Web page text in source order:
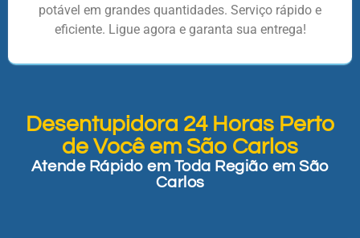
potável em grandes quantidades. Serviço rápido e
eficiente. Ligue agora e garanta sua entrega!
Desentupidora 24 Horas Perto
de Você em São Carlos
Atende Rápido em Toda Região em São
Carlos